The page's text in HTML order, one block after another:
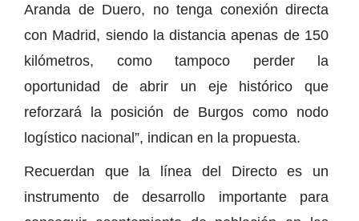
Aranda de Duero, no tenga conexión directa
con Madrid, siendo la distancia apenas de 150
kilómetros, como tampoco perder la
oportunidad de abrir un eje histórico que
reforzará la posición de Burgos como nodo
logístico nacional”, indican en la propuesta.
Recuerdan que la línea del Directo es un
instrumento de desarrollo importante para